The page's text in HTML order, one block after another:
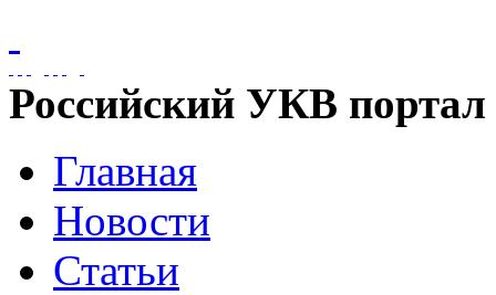
Российский УКВ портал
Главная
Новости
Статьи